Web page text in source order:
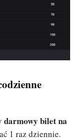
darmowy bilet na
1 raz dziennie.